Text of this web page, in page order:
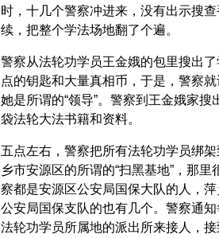
时，十几个警察冲进来，没有出示搜查
续，把整个学法场地翻了个遍。
警察从法轮功学员王金娥的包里搜出了
点的钥匙和大量真相币，于是，警察
她是所谓的“领导”。警察到王金娥家搜
袋法轮大法书籍和资料。
五点左右，警察把所有法轮功学员绑架
乡市安源区的所谓的“扫黑基地”，那里
察都是安源区公安局国保大队的人，萍
公安局国保支队的也有几个。警察通知
法轮功学员所属地的派出所来接人，接